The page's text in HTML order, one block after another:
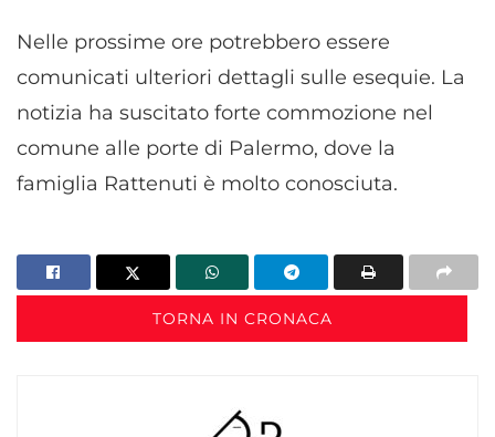
Nelle prossime ore potrebbero essere
comunicati ulteriori dettagli sulle esequie. La
notizia ha suscitato forte commozione nel
comune alle porte di Palermo, dove la
famiglia Rattenuti è molto conosciuta.
TORNA IN CRONACA